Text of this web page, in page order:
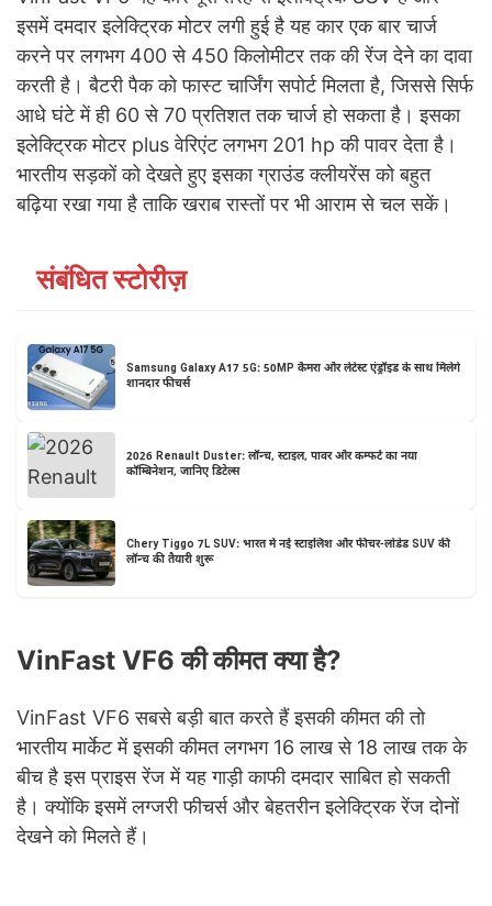
इसमें दमदार इलेक्ट्रिक मोटर लगी हुई है यह कार एक बार चार्ज
करने पर लगभग 400 से 450 किलोमीटर तक की रेंज देने का दावा
करती है। बैटरी पैक को फास्ट चार्जिंग सपोर्ट मिलता है, जिससे सिर्फ
आधे घंटे में ही 60 से 70 प्रतिशत तक चार्ज हो सकता है। इसका
इलेक्ट्रिक मोटर plus वेरिएंट लगभग 201 hp की पावर देता है।
भारतीय सड़कों को देखते हुए इसका ग्राउंड क्लीयरेंस को बहुत
बढ़िया रखा गया है ताकि खराब रास्तों पर भी आराम से चल सकें।
संबंधित स्टोरीज़
Samsung Galaxy A17 5G: 50MP कैमरा और लेटेस्ट एंड्रॉइड के साथ मिलेंगे
शानदार फीचर्स
2026 Renault Duster: लॉन्च, स्टाइल, पावर और कम्फर्ट का नया
कॉम्बिनेशन, जानिए डिटेल्स
Chery Tiggo 7L SUV: भारत में नई स्टाइलिश और फीचर-लोडेड SUV की
लॉन्च की तैयारी शुरू
VinFast VF6 की कीमत क्या है?
VinFast VF6 सबसे बड़ी बात करते हैं इसकी कीमत की तो
भारतीय मार्केट में इसकी कीमत लगभग 16 लाख से 18 लाख तक के
बीच है इस प्राइस रेंज में यह गाड़ी काफी दमदार साबित हो सकती
है। क्योंकि इसमें लग्जरी फीचर्स और बेहतरीन इलेक्ट्रिक रेंज दोनों
देखने को मिलते हैं।